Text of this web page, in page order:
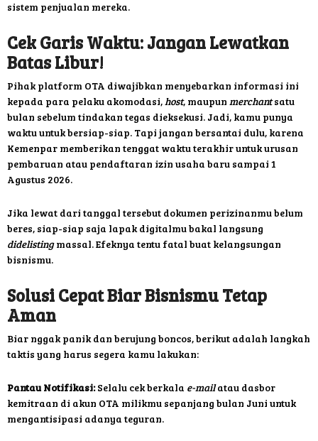
sistem penjualan mereka.
Cek Garis Waktu: Jangan Lewatkan
Batas Libur!
Pihak platform OTA diwajibkan menyebarkan informasi ini
kepada para pelaku akomodasi, host, maupun merchantsatu
bulan sebelum tindakan tegas dieksekusi. Jadi, kamu punya
waktu untuk bersiap-siap. Tapi jangan bersantai dulu, karena
Kemenpar memberikan tenggat waktu terakhir untuk urusan
pembaruan atau pendaftaran izin usaha baru sampai 1
Agustus 2026.
Jika lewat dari tanggal tersebut dokumen perizinanmu belum
beres, siap-siap saja lapak digitalmu bakal langsung
didelistingmassal. Efeknya tentu fatal buat kelangsungan
bisnismu.
Solusi Cepat Biar Bisnismu Tetap
Aman
Biar nggak panik dan berujung boncos, berikut adalah langkah
taktis yang harus segera kamu lakukan:
Pantau Notifikasi:Selalu cek berkala e-mailatau dasbor
kemitraan di akun OTA milikmu sepanjang bulan Juni untuk
mengantisipasi adanya teguran.